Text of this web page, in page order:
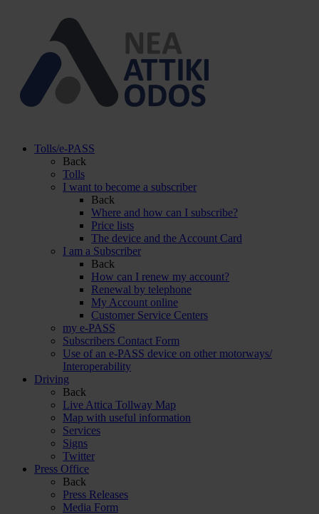
Tolls/e-PASS
Back
Tolls
I want to become a subscriber
Back
Where and how can I subscribe?
Price lists
The device and the Account Card
I am a Subscriber
Back
How can I renew my account?
Renewal by telephone
My Account online
Customer Service Centers
my e-PASS
Subscribers Contact Form
Use of an e-PASS device on other motorways/
Interoperability
Driving
Back
Live Attica Tollway Map
Map with useful information
Services
Signs
Twitter
Press Office
Back
Press Releases
Media Form